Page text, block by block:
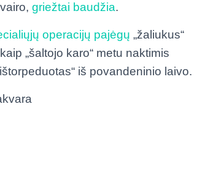
griežtai baudžia.
operacijų pajėgų „žaliukus“
„šaltojo karo“ metu naktimis
iš povandeninio laivo.